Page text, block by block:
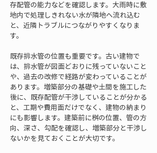
存配管の能力などを確認します。大雨時に敷
地内で処理しきれない水が隣地へ流れ込む
と、近隣トラブルにつながりやすくなりま
す。
既存排水管の位置も重要です。古い建物で
は、排水管が図面どおりに残っていないこと
や、過去の改修で経路が変わっていることが
あります。増築部分の基礎や土間を施工した
後に、既存配管が干渉していることが分かる
と、工期や費用面だけでなく、建物の納まり
にも影響します。建築前に桝の位置、管の方
向、深さ、勾配を確認し、増築部分と干渉し
ないかを見ておくことが大切です。